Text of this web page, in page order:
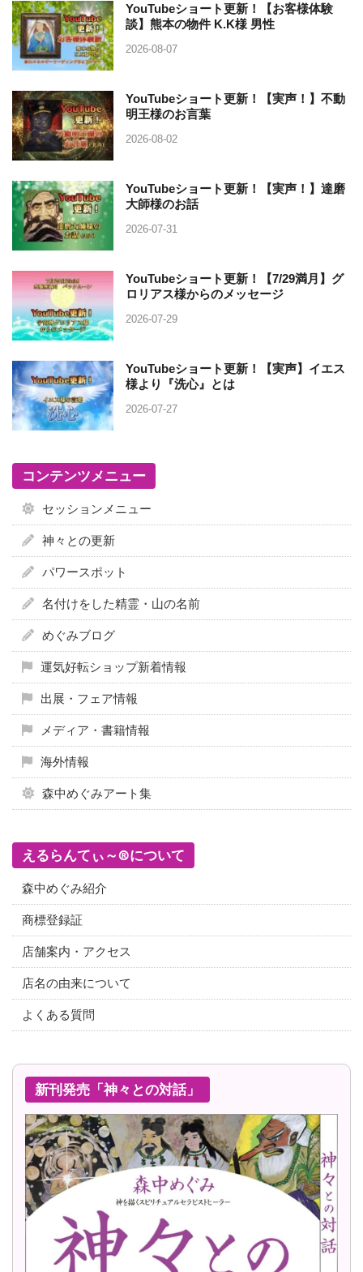
YouTubeショート更新！【お客様体験
談】熊本の物件 K.K様 男性
2026-08-07
YouTubeショート更新！【実声！】不動
明王様のお言葉
2026-08-02
YouTubeショート更新！【実声！】達磨
大師様のお話
2026-07-31
YouTubeショート更新！【7/29満月】グ
ロリアス様からのメッセージ
2026-07-29
YouTubeショート更新！【実声】イエス
様より『洗心』とは
2026-07-27
コンテンツメニュー
セッションメニュー
神々との更新
パワースポット
名付けをした精霊・山の名前
めぐみブログ
運気好転ショップ新着情報
出展・フェア情報
メディア・書籍情報
海外情報
森中めぐみアート集
えるらんてぃ～®について
森中めぐみ紹介
商標登録証
店舗案内・アクセス
店名の由来について
よくある質問
新刊発売「神々との対話」